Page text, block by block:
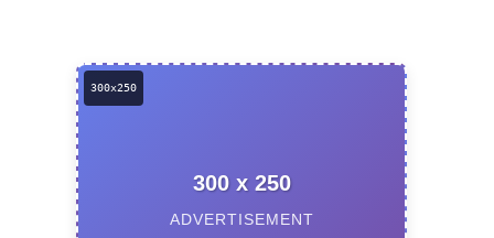
300 x 250
ADVERTISEMENT